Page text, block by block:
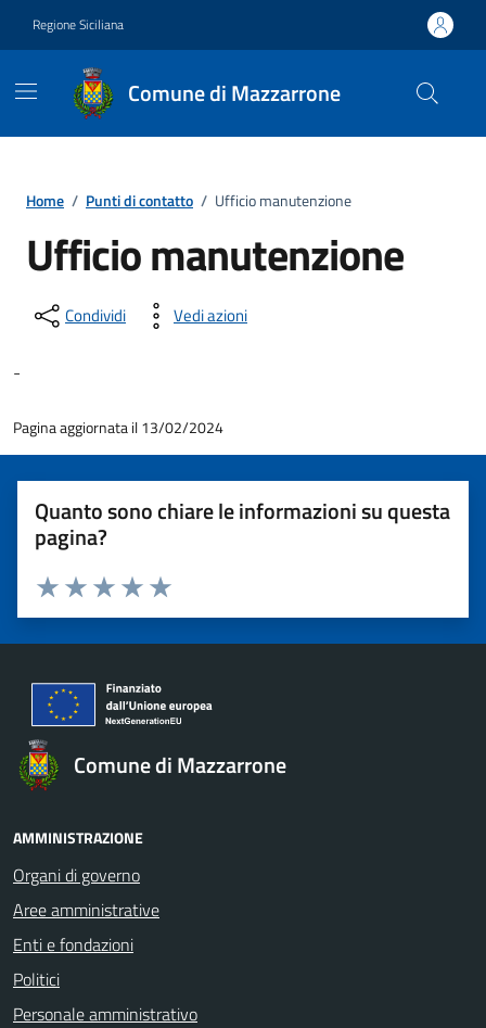
Regione Siciliana
Comune di Mazzarrone
Home / Punti di contatto / Ufficio manutenzione
Ufficio manutenzione
Condividi Vedi azioni
-
Pagina aggiornata il 13/02/2024
Quanto sono chiare le informazioni su questa
pagina?
Valuta 5 stelle su 5
Valuta 4 stelle su 5
Valuta 3 stelle su 5
Valuta 2 stelle su 5
Valuta 1 stelle su 5
Comune di Mazzarrone
AMMINISTRAZIONE
Organi di governo
Aree amministrative
Enti e fondazioni
Politici
Personale amministrativo